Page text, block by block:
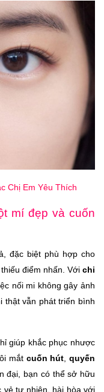
Chị Em Yêu Thích
mí đẹp và cuốn
đặc biệt phù hợp cho
điểm nhấn. Vớichi
nối mi không gây ảnh
thật vẫn phát triển bình
giúp khắc phục nhược
mắt cuốn hút ,quyến
đại, bạn có thể sở hữu
vẻ tự nhiên, hài hòa với